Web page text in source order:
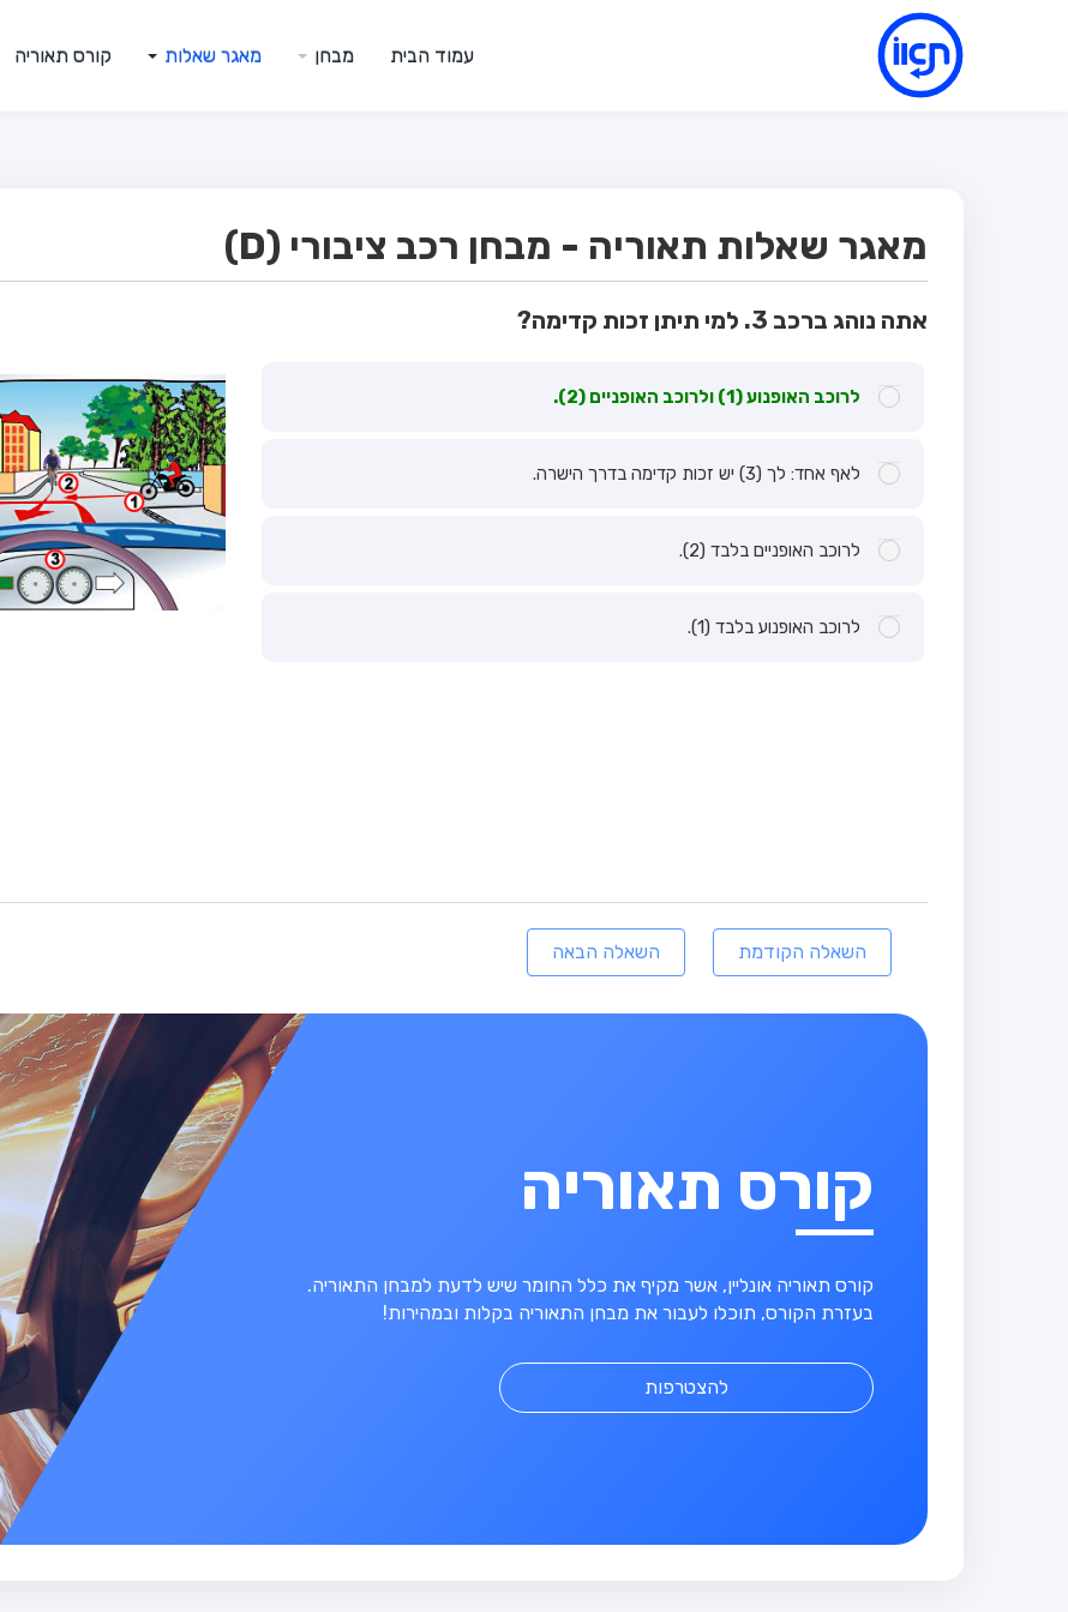
עמוד הבית מבחן מאגר שאלות קורס תאוריה
מאגר שאלות תאוריה - מבחן רכב ציבורי (D)
אתה נוהג ברכב 3. למי תיתן זכות קדימה?
לרוכב האופנוע (1) ולרוכב האופניים (2).
לאף אחד: לך (3) יש זכות קדימה בדרך הישרה.
לרוכב האופניים בלבד (2).
לרוכב האופנוע בלבד (1).
השאלה הקודמת השאלה הבאה
קורס תאוריה
קורס תאוריה אונליין, אשר מקיף את כלל החומר שיש לדעת למבחן התאוריה.
בעזרת הקורס, תוכלו לעבור את מבחן התאוריה בקלות ובמהירות!
להצטרפות